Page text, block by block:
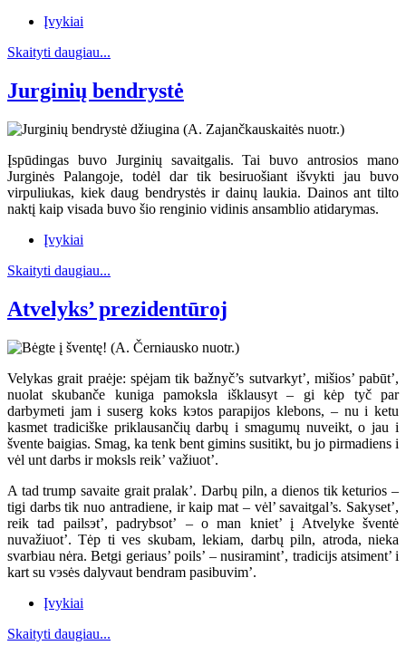
Įvykiai
Skaityti daugiau...
Jurginių bendrystė
Įspūdingas buvo Jurginių savaitgalis. Tai buvo antrosios mano
Jurginės Palangoje, todėl dar tik besiruošiant išvykti jau buvo
virpuliukas, kiek daug bendrystės ir dainų laukia. Dainos ant tilto
naktį kaip visada buvo šio renginio vidinis ansamblio atidarymas.
Įvykiai
Skaityti daugiau...
Atvelyks’ prezidentūroj
Velykas grait praėje: spėjam tik bažnyč’s sutvarkyt’, mišios’ pabūt’,
nuolat skubanče kuniga pamoksla išklausyt – gi kėp tyč par
darbymeti jam i suserg koks kэtos parapijos klebons, – nu i ketu
kasmet tradiciške priklausančių darbų i smagumų nuveikt, o jau i
švente baigias. Smag, ka tenk bent gimins susitikt, bu jo pirmadiens i
vėl unt darbs ir moksls reik’ važiuot’.
A tad trump savaite grait pralak’. Darbų piln, a dienos tik keturios –
tigi darbs tik nuo antradiene, ir kaip mat – vėl’ savaitgal’s. Sakyset’,
reik tad pailsэt’, padrybsot’ – o man kniet’ į Atvelyke šventė
nuvažiuot’. Tėp ti ves skubam, lekiam, darbų piln, atroda, nieka
svarbiau nėra. Betgi geriaus’ poils’ – nusiramint’, tradicijs atsiment’ i
kart su vэsės dalyvaut bendram pasibuvim’.
Įvykiai
Skaityti daugiau...